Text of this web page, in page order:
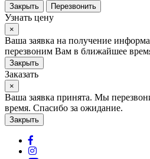
Закрыть Перезвонить
Узнать цену
×
Ваша заявка на получение
перезвоним Вам в ближайшее
Закрыть
Заказать
×
Ваша заявка принята. Мы
время. Спасибо за ожидание.
Закрыть